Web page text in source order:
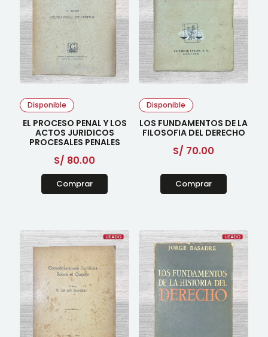
Disponible
EL PROCESO PENAL Y LOS
ACTOS JURIDICOS
PROCESALES PENALES
S/ 80.00
Comprar
Disponible
LOS FUNDAMENTOS DE LA
FILOSOFIA DEL DERECHO
S/ 70.00
Comprar